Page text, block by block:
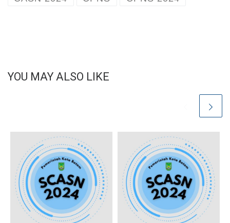
YOU MAY ALSO LIKE